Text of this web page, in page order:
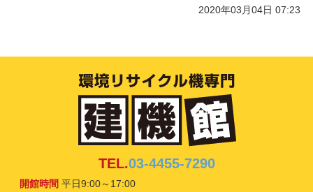
2020年03月04日 07:23
TEL.03-4455-7290
開館時間 平日9:00～17:00